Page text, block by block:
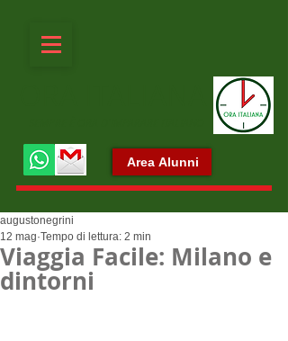
Area Alunni
Viaggia Facile: Milano e
dintorni
augustonegrini
12 mag Tempo di lettura: 2 min